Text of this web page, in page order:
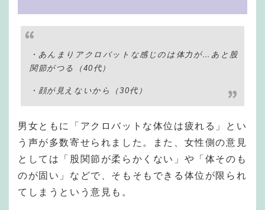
・あんまりアクロバットな感じのは体力が…あと股
関節がつる（40代）
・顔が見えないから（30代）
男女ともに「アクロバットな体位は疲れる」とい
う声が多数寄せられました。また、女性側の意見
としては「股関節が柔らかくない」や「体そのも
のが固い」などで、そもそもできる体位が限られ
てしまうという意見も。